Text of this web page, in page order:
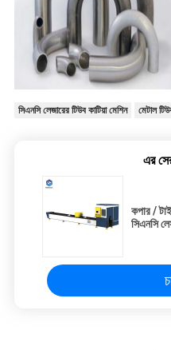
সিএনসি লেজারের টিউব কাটিয়া মেশিন মেটাল
এর
কপার /
সিএনসি